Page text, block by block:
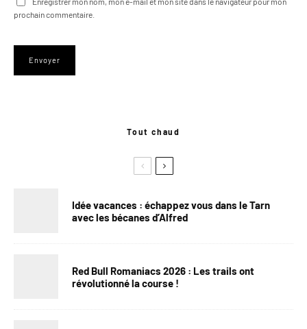
prochain commentaire.
Tout chaud
Idée vacances : échappez vous dans le Tarn
avec les bécanes d’Alfred
Red Bull Romaniacs 2026 : Les trails ont
révolutionné la course !